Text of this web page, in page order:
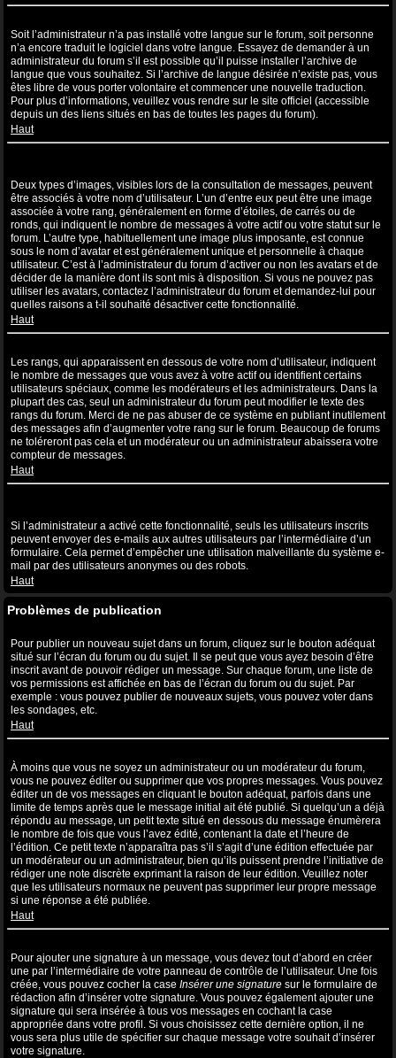
Soit l’administrateur n’a pas installé votre langue sur le forum, soit personne
n’a encore traduit le logiciel dans votre langue. Essayez de demander à un
administrateur du forum s’il est possible qu’il puisse installer l’archive de
langue que vous souhaitez. Si l’archive de langue désirée n’existe pas, vous
êtes libre de vous porter volontaire et commencer une nouvelle traduction.
Pour plus d’informations, veuillez vous rendre sur le site officiel (accessible
depuis un des liens situés en bas de toutes les pages du forum).
Haut
Deux types d’images, visibles lors de la consultation de messages, peuvent
être associés à votre nom d’utilisateur. L’un d’entre eux peut être une image
associée à votre rang, généralement en forme d’étoiles, de carrés ou de
ronds, qui indiquent le nombre de messages à votre actif ou votre statut sur le
forum. L’autre type, habituellement une image plus imposante, est connue
sous le nom d’avatar et est généralement unique et personnelle à chaque
utilisateur. C’est à l’administrateur du forum d’activer ou non les avatars et de
décider de la manière dont ils sont mis à disposition. Si vous ne pouvez pas
utiliser les avatars, contactez l’administrateur du forum et demandez-lui pour
quelles raisons a t-il souhaité désactiver cette fonctionnalité.
Haut
Les rangs, qui apparaissent en dessous de votre nom d’utilisateur, indiquent
le nombre de messages que vous avez à votre actif ou identifient certains
utilisateurs spéciaux, comme les modérateurs et les administrateurs. Dans la
plupart des cas, seul un administrateur du forum peut modifier le texte des
rangs du forum. Merci de ne pas abuser de ce système en publiant inutilement
des messages afin d’augmenter votre rang sur le forum. Beaucoup de forums
ne toléreront pas cela et un modérateur ou un administrateur abaissera votre
compteur de messages.
Haut
Si l’administrateur a activé cette fonctionnalité, seuls les utilisateurs inscrits
peuvent envoyer des e-mails aux autres utilisateurs par l’intermédiaire d’un
formulaire. Cela permet d’empêcher une utilisation malveillante du système e-
mail par des utilisateurs anonymes ou des robots.
Haut
Problèmes de publication
Pour publier un nouveau sujet dans un forum, cliquez sur le bouton adéquat
situé sur l’écran du forum ou du sujet. Il se peut que vous ayez besoin d’être
inscrit avant de pouvoir rédiger un message. Sur chaque forum, une liste de
vos permissions est affichée en bas de l’écran du forum ou du sujet. Par
exemple : vous pouvez publier de nouveaux sujets, vous pouvez voter dans
les sondages, etc.
Haut
À moins que vous ne soyez un administrateur ou un modérateur du forum,
vous ne pouvez éditer ou supprimer que vos propres messages. Vous pouvez
éditer un de vos messages en cliquant le bouton adéquat, parfois dans une
limite de temps après que le message initial ait été publié. Si quelqu’un a déjà
répondu au message, un petit texte situé en dessous du message énumèrera
le nombre de fois que vous l’avez édité, contenant la date et l’heure de
l’édition. Ce petit texte n’apparaîtra pas s’il s’agit d’une édition effectuée par
un modérateur ou un administrateur, bien qu’ils puissent prendre l’initiative de
rédiger une note discrète exprimant la raison de leur édition. Veuillez noter
que les utilisateurs normaux ne peuvent pas supprimer leur propre message
si une réponse a été publiée.
Haut
Pour ajouter une signature à un message, vous devez tout d’abord en créer
une par l’intermédiaire de votre panneau de contrôle de l’utilisateur. Une fois
créée, vous pouvez cocher la case Insérer une signature sur le formulaire de
rédaction afin d’insérer votre signature. Vous pouvez également ajouter une
signature qui sera insérée à tous vos messages en cochant la case
appropriée dans votre profil. Si vous choisissez cette dernière option, il ne
vous sera plus utile de spécifier sur chaque message votre souhait d’insérer
votre signature.